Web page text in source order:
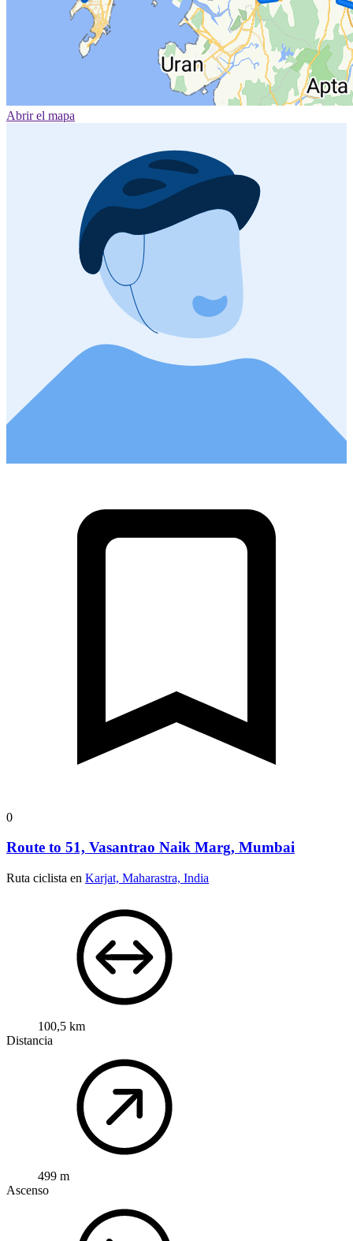
Abrir el mapa
0
Route to 51, Vasantrao Naik Marg, Mumbai
Ruta ciclista en Karjat, Maharastra, India
100,5 km
Distancia
499 m
Ascenso